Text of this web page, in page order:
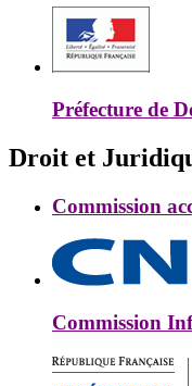
Préfecture de
Droit et
Commission
Commission